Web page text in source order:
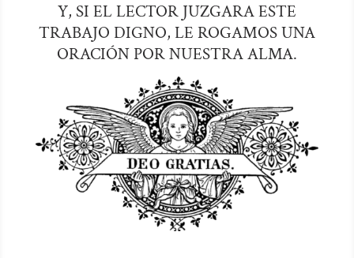
Y, SI EL LECTOR JUZGARA ESTE
TRABAJO DIGNO, LE ROGAMOS UNA
ORACIÓN POR NUESTRA ALMA.